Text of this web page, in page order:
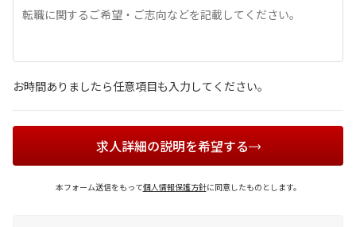
お時間ありましたら任意項目も入力してください。
求人詳細の説明を希望する
本フォーム送信をもって個人情報保護方針に同意したものとします。